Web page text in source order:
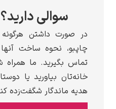
سوالی دارید؟
در صورت داشتن هرگونه
چاپبو، نحوه ساخت
تماس بگیرید. ما همراه
خانه‌تان بیاورید یا
هدیه ماندگار شگفت‌زده